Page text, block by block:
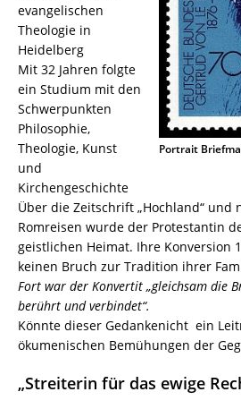
Portrait
evangelischen
Theologie in
Heidelberg
Mit 32 Jahren folgte
ein Studium mit den
Schwerpunkten
Philosophie,
Theologie, Kunst
und
Kirchengeschichte
Über die Zeitschrift „Hochland“ und
Romreisen wurde der Protestantin
geistlichen Heimat. Ihre Konversion
keinen Bruch zur Tradition ihrer
Fort war der Konvertit „gleichsam die
berührt und verbindet“.
Könnte dieser Gedankenicht ein
ökumenischen Bemühungen der
„Streiterin für das ewige